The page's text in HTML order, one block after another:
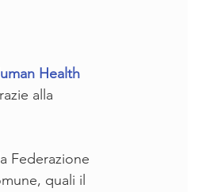
Health
alla
Federazione
quali il